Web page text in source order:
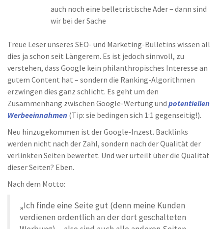
auch noch eine belletristische Ader – dann sind
wir bei der Sache
Treue Leser unseres SEO- und Marketing-Bulletins wissen all
dies ja schon seit Längerem. Es ist jedoch sinnvoll, zu
verstehen, dass Google kein philanthropisches Interesse an
gutem Content hat – sondern die Ranking-Algorithmen
erzwingen dies ganz schlicht. Es geht um den
Zusammenhang zwischen Google-Wertung und potentiellen
Werbeeinnahmen (Tip: sie bedingen sich 1:1 gegenseitig!).
Neu hinzugekommen ist der Google-Inzest. Backlinks
werden nicht nach der Zahl, sondern nach der Qualität der
verlinkten Seiten bewertet. Und wer urteilt über die Qualität
dieser Seiten? Eben.
Nach dem Motto:
„Ich finde eine Seite gut (denn meine Kunden
verdienen ordentlich an der dort geschalteten